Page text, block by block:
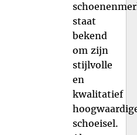
staat
bekend
om zijn
stijlvolle
en
kwalitatief
schoeisel.